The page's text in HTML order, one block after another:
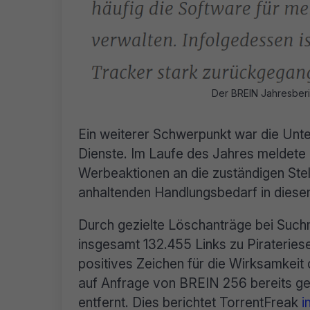
Der BREIN
Ein weiterer Schwerpunkt war die
Dienste. Im Laufe des Jahres
Werbeaktionen an die zuständigen
anhaltenden Handlungsbedarf in
Durch gezielte Löschanträge bei
insgesamt 132.455 Links zu
positives Zeichen für die Wirksamkeit
auf Anfrage von BREIN 256 bereits
entfernt. Dies berichtet TorrentFreak